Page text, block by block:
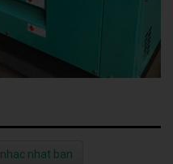
nhac nhat ban